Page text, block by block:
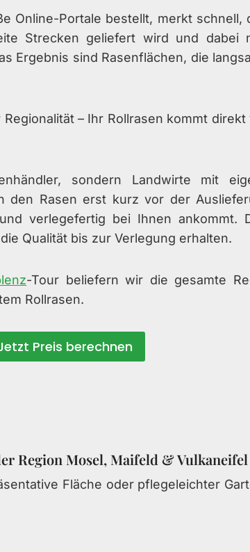
Online-Portale bestellt, merkt schnell,
Strecken geliefert wird und dabei
Ergebnis sind Rasenflächen, die
– Ihr Rollrasen kommt direkt
sondern Landwirte mit
den Rasen erst kurz vor der
verlegefertig bei Ihnen ankommt.
Qualität bis zur Verlegung erhalten.
-Tour beliefern wir die gesamte
Rollrasen.
Preis berechnen
Region Mosel, Maifeld &
Fläche oder pflegeleichter